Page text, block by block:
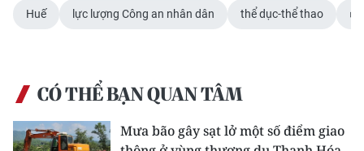
VỀ BÁO NHÂN DÂN
Huế lực lượng Công an nhân dân thể dục-thể thao
CÓ THỂ BẠN QUAN TÂM
Mưa bão gây sạt lở một số điểm giao